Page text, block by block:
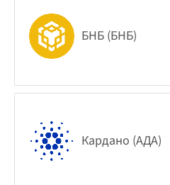
БНБ (БНБ)
Кардано (АДА)